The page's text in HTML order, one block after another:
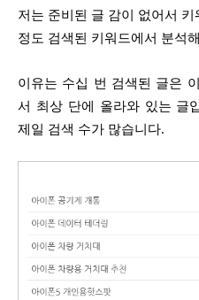
저는 준비된 글 감이 없어서
정도 검색된 키워드에서 분석
이유는 수십 번 검색된 글은
서 최상 단에 올라와 있는 글
제일 검색 수가 많습니다.